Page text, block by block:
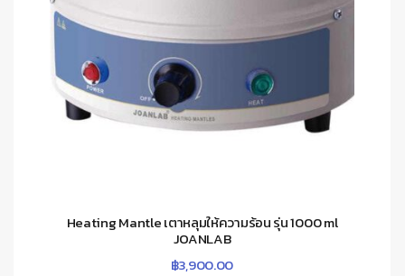
Heating Mantle เตาหลุมให้ความร้อน รุ่น 1000 ml
JOANLAB
฿3,900.00